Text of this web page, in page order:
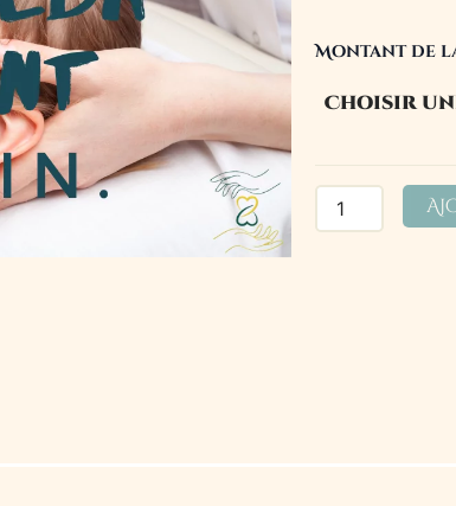
Montant de
quantité
de
Massage
30
min.
🎁